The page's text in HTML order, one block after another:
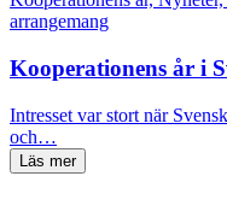
arrangemang
Kooperationens år i
Intresset var stort när
och…
Läs mer